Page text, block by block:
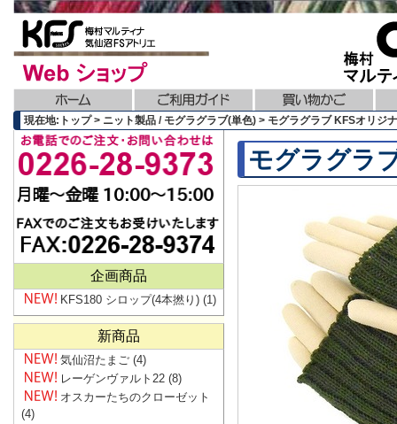
現在地:トップ > ニット製品 / モグラグラブ(単色) > モグラグラブ KFSオリジ
モグラグラ
企画商品
KFS180 シロップ(4本撚り) (1)
新商品
気仙沼たまご (4)
レーゲンヴァルト22 (8)
オスカーたちのクローゼット
(4)